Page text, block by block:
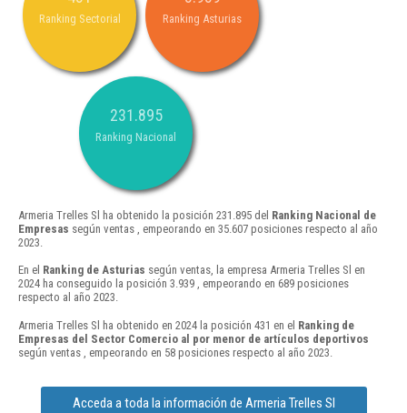
Ranking Sectorial Ranking Asturias
231.895
Ranking Nacional
Armeria Trelles Sl ha obtenido la posición 231.895 del Ranking Nacional de
Empresas según ventas , empeorando en 35.607 posiciones respecto al año
2023.
En el Ranking de Asturias según ventas, la empresa Armeria Trelles Sl en
2024 ha conseguido la posición 3.939 , empeorando en 689 posiciones
respecto al año 2023.
Armeria Trelles Sl ha obtenido en 2024 la posición 431 en el Ranking de
Empresas del Sector Comercio al por menor de artículos deportivos
según ventas , empeorando en 58 posiciones respecto al año 2023.
Acceda a toda la información de Armeria Trelles Sl